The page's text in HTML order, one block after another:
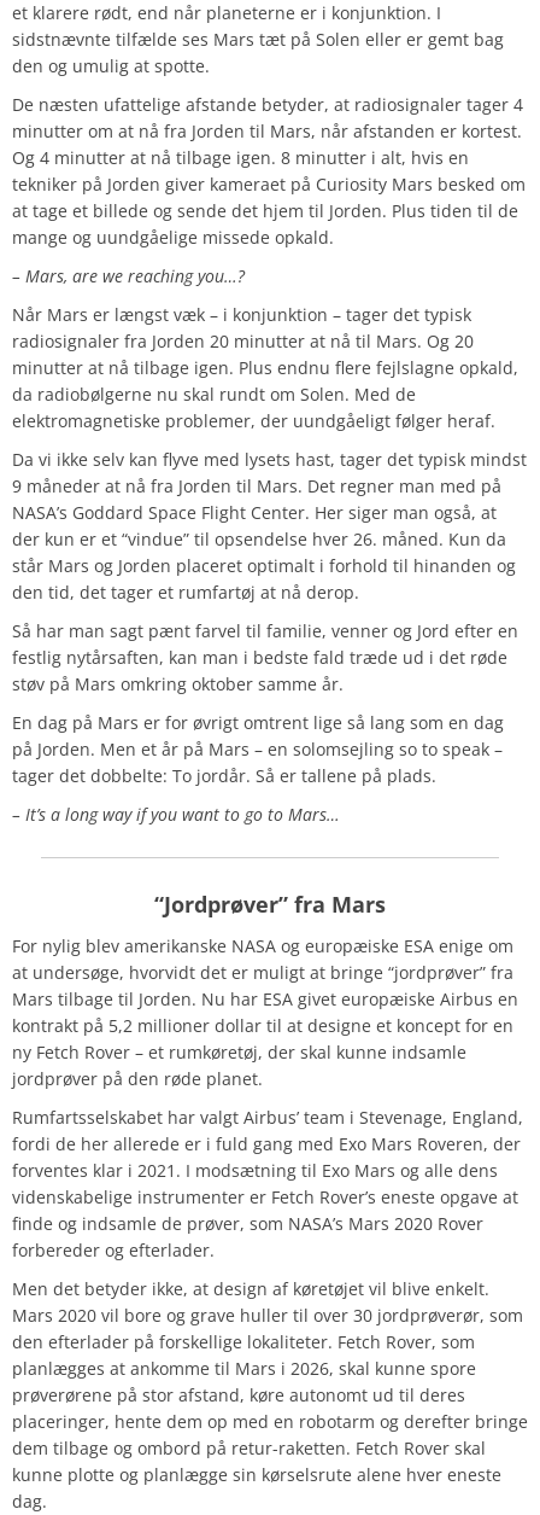
et klarere rødt, end når planeterne er i konjunktion. I
sidstnævnte tilfælde ses Mars tæt på Solen eller er gemt bag
den og umulig at spotte.
De næsten ufattelige afstande betyder, at radiosignaler tager 4
minutter om at nå fra Jorden til Mars, når afstanden er kortest.
Og 4 minutter at nå tilbage igen. 8 minutter i alt, hvis en
tekniker på Jorden giver kameraet på Curiosity Mars besked om
at tage et billede og sende det hjem til Jorden. Plus tiden til de
mange og uundgåelige missede opkald.
– Mars, are we reaching you…?
Når Mars er længst væk – i konjunktion – tager det typisk
radiosignaler fra Jorden 20 minutter at nå til Mars. Og 20
minutter at nå tilbage igen. Plus endnu flere fejlslagne opkald,
da radiobølgerne nu skal rundt om Solen. Med de
elektromagnetiske problemer, der uundgåeligt følger heraf.
Da vi ikke selv kan flyve med lysets hast, tager det typisk mindst
9 måneder at nå fra Jorden til Mars. Det regner man med på
NASA’s Goddard Space Flight Center. Her siger man også, at
der kun er et “vindue” til opsendelse hver 26. måned. Kun da
står Mars og Jorden placeret optimalt i forhold til hinanden og
den tid, det tager et rumfartøj at nå derop.
Så har man sagt pænt farvel til familie, venner og Jord efter en
festlig nytårsaften, kan man i bedste fald træde ud i det røde
støv på Mars omkring oktober samme år.
En dag på Mars er for øvrigt omtrent lige så lang som en dag
på Jorden. Men et år på Mars – en solomsejling so to speak –
tager det dobbelte: To jordår. Så er tallene på plads.
– It’s a long way if you want to go to Mars…
“Jordprøver” fra Mars
For nylig blev amerikanske NASA og europæiske ESA enige om
at undersøge, hvorvidt det er muligt at bringe “jordprøver” fra
Mars tilbage til Jorden. Nu har ESA givet europæiske Airbus en
kontrakt på 5,2 millioner dollar til at designe et koncept for en
ny Fetch Rover – et rumkøretøj, der skal kunne indsamle
jordprøver på den røde planet.
Rumfartsselskabet har valgt Airbus’ team i Stevenage, England,
fordi de her allerede er i fuld gang med Exo Mars Roveren, der
forventes klar i 2021. I modsætning til Exo Mars og alle dens
videnskabelige instrumenter er Fetch Rover’s eneste opgave at
finde og indsamle de prøver, som NASA’s Mars 2020 Rover
forbereder og efterlader.
Men det betyder ikke, at design af køretøjet vil blive enkelt.
Mars 2020 vil bore og grave huller til over 30 jordprøverør, som
den efterlader på forskellige lokaliteter. Fetch Rover, som
planlægges at ankomme til Mars i 2026, skal kunne spore
prøverørene på stor afstand, køre autonomt ud til deres
placeringer, hente dem op med en robotarm og derefter bringe
dem tilbage og ombord på retur-raketten. Fetch Rover skal
kunne plotte og planlægge sin kørselsrute alene hver eneste
dag.